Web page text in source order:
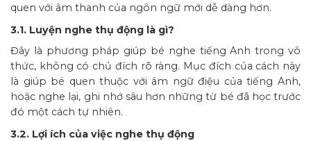
quen với âm thanh của ngôn ngữ mới dễ dàng hơn.
3.1. Luyện nghe thụ động là gì?
Đây là phương pháp giúp bé nghe tiếng Anh trong vô
thức, không có chủ đích rõ ràng. Mục đích của cách này
là giúp bé quen thuộc với âm ngữ điệu của tiếng Anh,
hoặc nghe lại, ghi nhớ sâu hơn những từ bé đã học trước
đó một cách tự nhiên.
3.2. Lợi ích của việc nghe thụ động